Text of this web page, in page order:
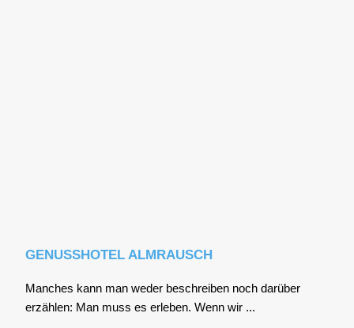
GENUSSHOTEL ALMRAUSCH
Man­ches kann man weder beschrei­ben noch dar­über
erzäh­len: Man muss es erle­ben. Wenn wir ...